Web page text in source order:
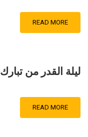
READ MORE
ليلة القدر من تبارك
READ MORE